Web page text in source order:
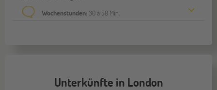
Wochenstunden: 30 à 50 Min.
Unterkünfte in London